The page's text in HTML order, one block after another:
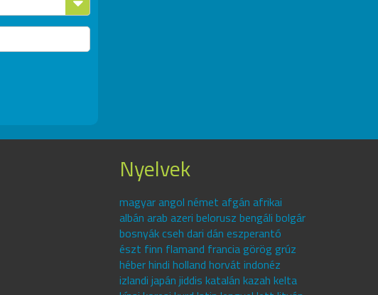
Nyelvek
magyar angol német afgán afrikai
albán arab azeri belorusz bengáli bolgár
bosnyák cseh dari dán eszperantó
észt finn flamand francia görög grúz
héber hindi holland horvát indonéz
izlandi japán jiddis katalán kazah kelta